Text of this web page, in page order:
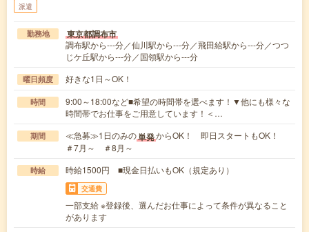
派遣
勤務地 東京都調布市
調布駅から---分／仙川駅から---分／飛田給駅から---分／つつ
じケ丘駅から---分／国領駅から---分
曜日頻度 好きな1日～OK！
時間
9:00～18:00など■希望の時間帯を選べます！▼他にも様々な
時間帯でお仕事をご用意しています！＜…
期間 ≪急募≫1日のみの単発からOK！ 即日スタートもOK！
＃7月～ ＃8月～
時給 時給1500円 ■現金日払いもOK（規定あり）
交通費
一部支給 ※登録後、選んだお仕事によって条件が異なること
があります